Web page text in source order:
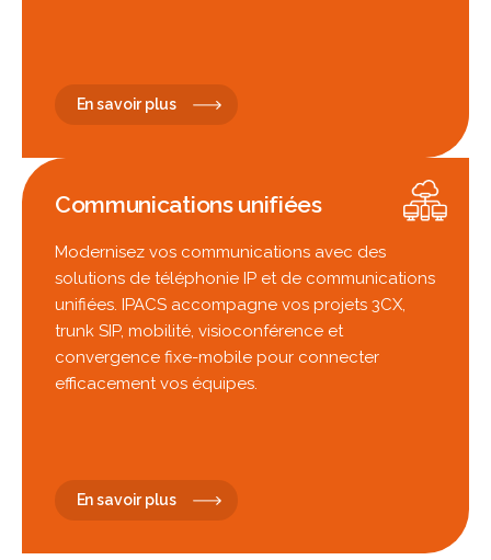
En savoir plus
Communications unifiées
Modernisez vos communications avec des
solutions de téléphonie IP et de communications
unifiées. IPACS accompagne vos projets 3CX,
trunk SIP, mobilité, visioconférence et
convergence fixe-mobile pour connecter
efficacement vos équipes.
En savoir plus